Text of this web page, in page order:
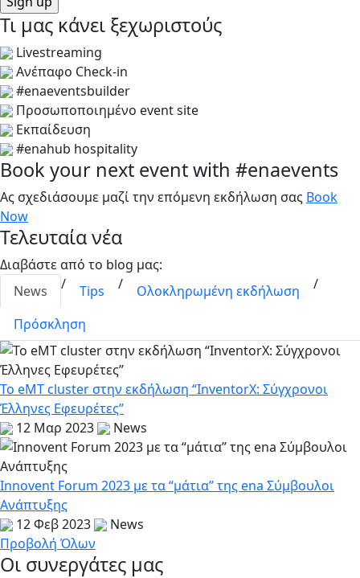
Τι μας κάνει ξεχωριστούς
Livestreaming
Ανέπαφο Check-in
#enaeventsbuilder
Προσωποποιημένο event site
Εκπαίδευση
#enahub hospitality
Book your next event with #enaevents
Ας σχεδιάσουμε μαζί την επόμενη εκδήλωση σας Book
Now
Τελευταία νέα
Διαβάστε από το blog μας:
News
/ Tips / Ολοκληρωμένη εκδήλωση /
Πρόσκληση
Το eMT cluster στην εκδήλωση “InventorX: Σύγχρονοι
Έλληνες Εφευρέτες”
12 Μαρ 2023
News
Innovent Forum 2023 με τα “μάτια” της ena Σύμβουλοι
Ανάπτυξης
12 Φεβ 2023
News
Προβολή Όλων
Οι συνεργάτες μας